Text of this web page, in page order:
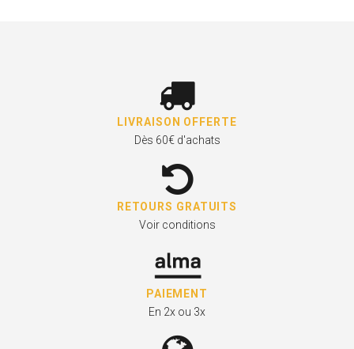
LIVRAISON OFFERTE
Dès 60€ d'achats
RETOURS GRATUITS
Voir conditions
PAIEMENT
En 2x ou 3x